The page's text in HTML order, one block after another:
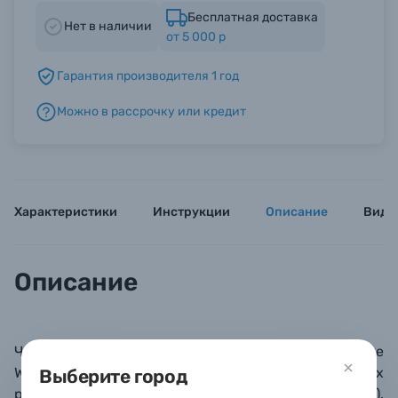
Выберите город
Уценённые товары
Нет в наличии
Бесплатная доставка
от 5 000 р
Гарантия производителя 1 год
Можно в рассрочку или кредит
Характеристики Инструкции Описание
Описание
Чехол-обертка PGYTECH Protective
Wrap выпускается в нескольких расцветках и в двух
размерах: М (45х45 см) и S (35х35 см).